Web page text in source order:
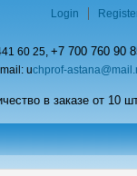
60 25, +7 700 760 90
uchprof-
в заказе от 10
Login